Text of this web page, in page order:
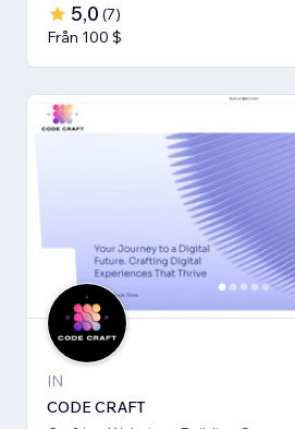
5,0 (7)
Från 100 $
IN
CODE CRAFT